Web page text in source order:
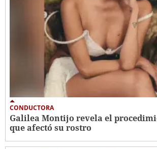
CONDUCTORA
Galilea Montijo revela el
que afectó su rostro